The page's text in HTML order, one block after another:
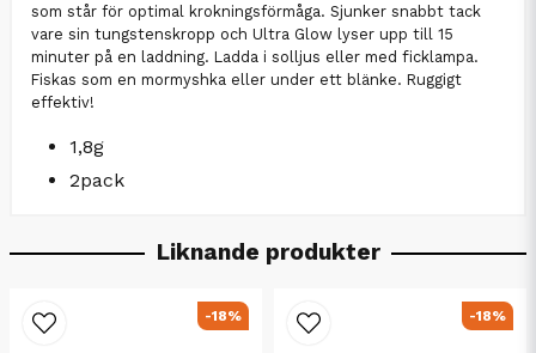
som står för optimal krokningsförmåga. Sjunker snabbt tack
vare sin tungstenskropp och Ultra Glow lyser upp till 15
minuter på en laddning. Ladda i solljus eller med ficklampa.
Fiskas som en mormyshka eller under ett blänke. Ruggigt
effektiv!
1,8g
2pack
Liknande produkter
-18% -18%